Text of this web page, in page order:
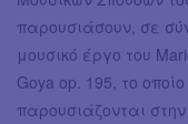
παρουσιάσουν, σε
μουσικό έργο του
Goya op. 195, το
παρουσιάζονται